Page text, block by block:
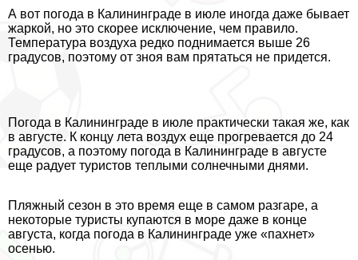
А вот погода в Калининграде в июле иногда даже бывает
жаркой, но это скорее исключение, чем правило.
Температура воздуха редко поднимается выше 26
градусов, поэтому от зноя вам прятаться не придется.
Погода в Калининграде в июле пpaктически такая же, как
в августе. К концу лета воздух еще прогревается до 24
градусов, а поэтому погода в Калининграде в августе
еще радует туристов теплыми солнечными днями.
Пляжный сезон в это время еще в самом разгаре, а
некоторые туристы купаются в море даже в конце
августа, когда погода в Калининграде уже «пахнет»
осенью.